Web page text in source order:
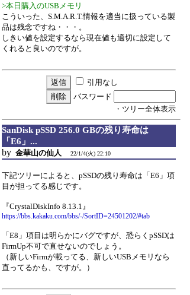
>本日購入のUSBメモリ
こういった、S.M.A.R.T.情報を適当に扱っている製
品は残念ですね・・・。
しきい値を設定するなら現在値も適切に設定して
くれると良いのですが。
引用なし
パスワード
・ツリー全体表示
SanDisk pSSD 256.0 GBの残り寿命は
「E6」...
by 金華山の仙人 22/1/4(火) 22:10
下記ツリーによると、pSSDの残り寿命は「E6」項
目が担ってる感じです。
『CrystalDiskInfo 8.13.1』
https://bbs.kakaku.com/bbs/-/SortID=24501202/#tab
「E8」項目は明らかにバグですが、恐らくpSSDは
FirmUp不可で直せないのでしょう。
（新しいFirmが載ってる、新しいUSBメモリなら
直ってるかも、ですが。）